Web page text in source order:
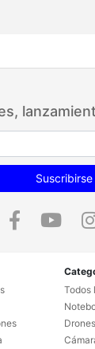
Suscribirse
Todos
Drones